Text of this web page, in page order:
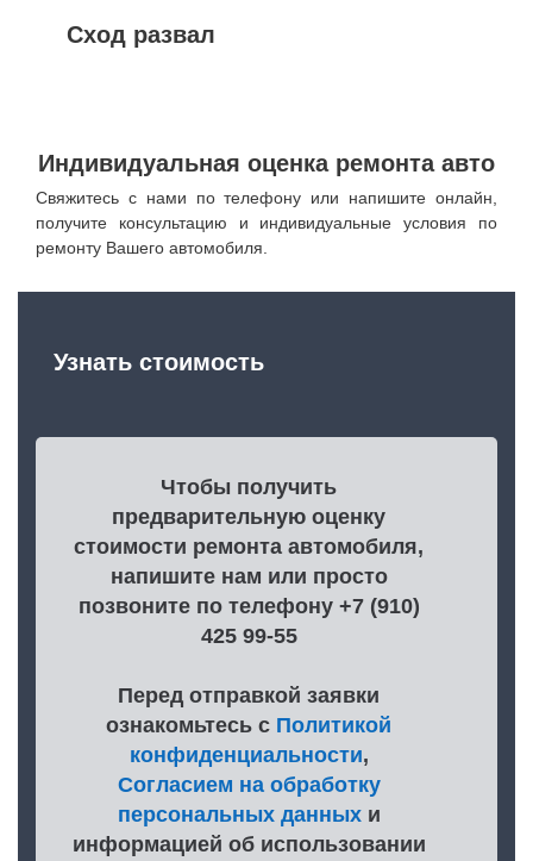
Сход развал
Индивидуальная оценка ремонта авто
Свяжитесь с нами по телефону или напишите онлайн,
получите консультацию и индивидуальные условия по
ремонту Вашего автомобиля.
Узнать стоимость
Чтобы получить
предварительную оценку
стоимости ремонта автомобиля,
напишите нам или просто
позвоните по телефону +7 (910)
425 99-55
Перед отправкой заявки
ознакомьтесь с Политикой
конфиденциальности,
Согласием на обработку
персональных данныхи
информацией об использовании